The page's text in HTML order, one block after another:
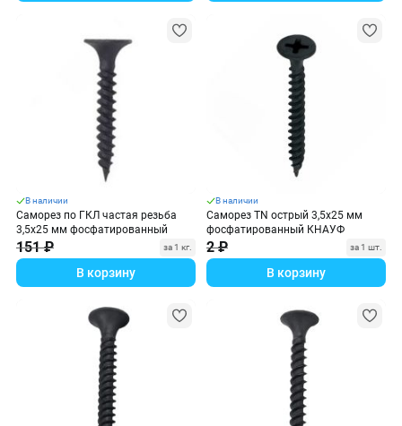
В наличии
Саморез по ГКЛ частая резьба
3,5х25 мм фосфатированный
151 ₽ за 1 кг.
В корзину
В наличии
Саморез TN острый 3,5х25 мм
фосфатированный КНАУФ
2 ₽ за 1 шт.
В корзину